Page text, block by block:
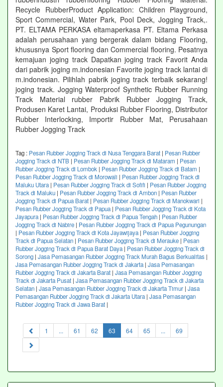
Recycle RubberProduct Application: Children Playground,
Sport Commercial, Water Park, Pool Deck, Jogging Track,.
PT. ELTAMA PERKASA eltamaperkasa PT. Eltama Perkasa
adalah perusahaan yang bergerak dalam bidang Flooring,
khususnya Sport flooring dan Commercial flooring. Pesatnya
kemajuan joging track Dapatkan joging track Favorit Anda
dari pabrik joging m.indonesian Favorite joging track lantai di
m.indonesian. Pilihlah pabrik joging track terbaik sekarang!
joging track. Jogging Waterproof Synthetic Rubber Running
Track Material rubber Pabrik Rubber Jogging Track,
Produsen Karet Lantai, Produksi Rubber Flooring, Distributor
Rubber Interlocking, Importir Rubber Mat, Perusahaan
Rubber Jogging Track
Tag : Pesan Rubber Jogging Track di Nusa Tenggara Barat | Pesan Rubber
Jogging Track di NTB | Pesan Rubber Jogging Track di Mataram | Pesan
Rubber Jogging Track di Lombok | Pesan Rubber Jogging Track di Batam |
Pesan Rubber Jogging Track di Morowali | Pesan Rubber Jogging Track di
Maluku Utara| Pesan Rubber Jogging Track di Sofifi | Pesan Rubber Jogging
Track di Maluku | Pesan Rubber Jogging Track di Ambon | Pesan Rubber
Jogging Track di Papua Barat | Pesan Rubber Jogging Track di Manokwari |
Pesan Rubber Jogging Track di Papua| Pesan Rubber Jogging Track di Kota
Jayapura| Pesan Rubber Jogging Track di Papua Tengah | Pesan Rubber
Jogging Track di Nabire | Pesan Rubber Jogging Track di Papua Pegunungan
| Pesan Rubber Jogging Track di Kota Jayawijaya| Pesan Rubber Jogging
Track di Papua Selatan | Pesan Rubber Jogging Track di Merauke | Pesan
Rubber Jogging Track di Papua Barat Daya| Pesan Rubber Jogging Track di
Sorong | Jasa Pemasangan Rubber Jogging Track Murah Bagus Berkualitas |
Jasa Pemasangan Rubber Jogging Track di Jakarta| Jasa Pemasangan
Rubber Jogging Track di Jakarta Barat | Jasa Pemasangan Rubber Jogging
Track di Jakarta Pusat | Jasa Pemasangan Rubber Jogging Track di Jakarta
Selatan | Jasa Pemasangan Rubber Jogging Track di Jakarta Timur | Jasa
Pemasangan Rubber Jogging Track di Jakarta Utara| Jasa Pemasangan
Rubber Jogging Track di Jawa Barat |
1 ... 61 62 63 (current)
64 65 ... 69